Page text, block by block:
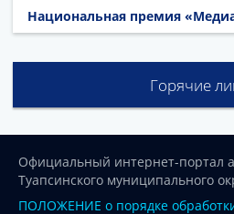
Национальная премия
Горячие
Официальный интернет-портал
Туапсинского муниципального
ПОЛОЖЕНИЕ о порядке